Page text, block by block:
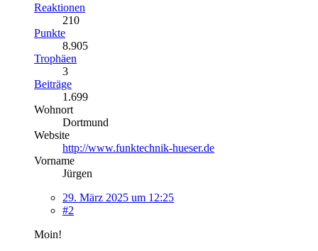
Reaktionen
210
Punkte
8.905
Trophäen
3
Beiträge
1.699
Wohnort
Dortmund
Website
http://www.funktechnik-hueser.de
Vorname
Jürgen
29. März 2025 um 12:25
#2
Moin!